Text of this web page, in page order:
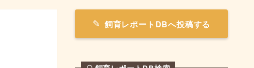
飼育レポートDBへ投稿する